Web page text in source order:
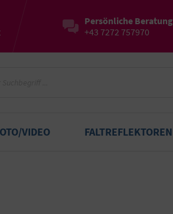
Persönliche Beratung
+43 7272 757970
VIDEO FALTREFLEKTOREN